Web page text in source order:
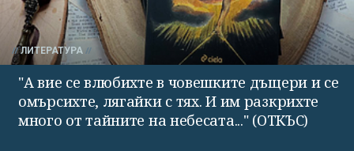
ЛИТЕРАТУРА
"А вие се влюбихте в чо­вешките дъщери и се
омърсихте, лягайки с тях. И им раз­крихте
много от тайните на небесата..." (ОТКЪС)